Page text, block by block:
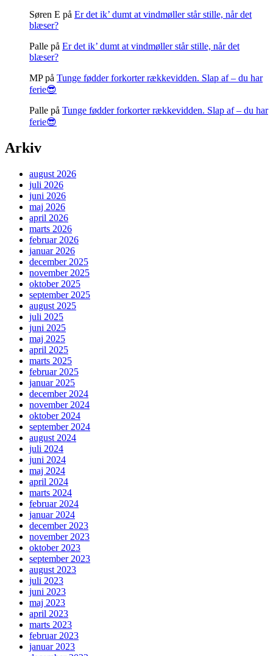
Søren E på Er det ik’ dumt at vindmøller står stille, når det
blæser?
Palle på Er det ik’ dumt at vindmøller står stille, når det
blæser?
MPpå Tunge fødder forkorter rækkevidden. Slap af – du har
ferie😎
Palle på Tunge fødder forkorter rækkevidden. Slap af – du har
ferie😎
Arkiv
august 2026
juli 2026
juni 2026
maj 2026
april 2026
marts 2026
februar 2026
januar 2026
december 2025
november 2025
oktober 2025
september 2025
august 2025
juli 2025
juni 2025
maj 2025
april 2025
marts 2025
februar 2025
januar 2025
december 2024
november 2024
oktober 2024
september 2024
august 2024
juli 2024
juni 2024
maj 2024
april 2024
marts 2024
februar 2024
januar 2024
december 2023
november 2023
oktober 2023
september 2023
august 2023
juli 2023
juni 2023
maj 2023
april 2023
marts 2023
februar 2023
januar 2023